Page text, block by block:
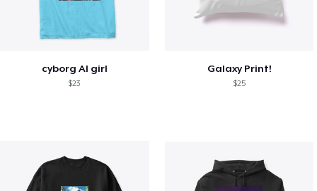
cyborg AI girl
$23
Galaxy Print!
$25